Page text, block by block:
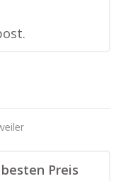
Preis